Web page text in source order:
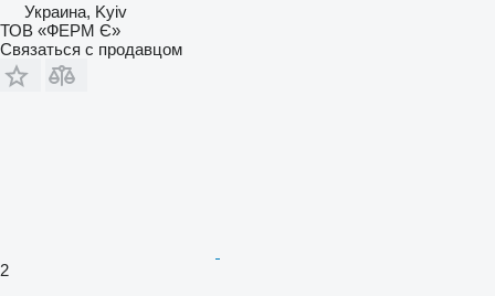
Украина, Kyiv
ТОВ «ФЕРМ Є»
Связаться с продавцом
2